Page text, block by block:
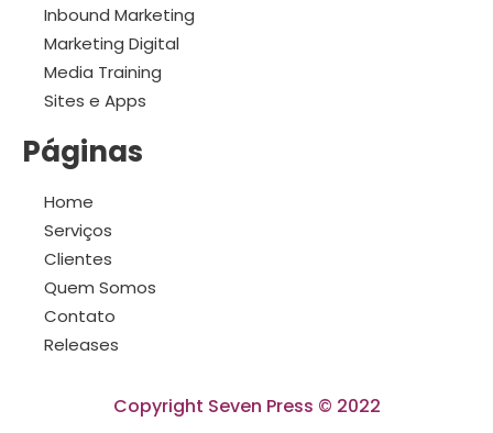
Inbound Marketing
Marketing Digital
Media Training
Sites e Apps
Páginas
Home
Serviços
Clientes
Quem Somos
Contato
Releases
Copyright Seven Press © 2022